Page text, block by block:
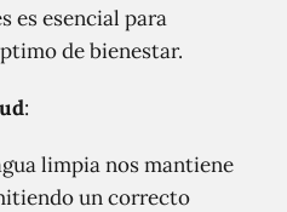
es esencial para
de bienestar.
:
limpia nos mantiene
un correcto